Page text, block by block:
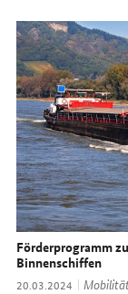
Förderprogramm
Binnenschiffen
Datum:
20.03.2024 Thema: